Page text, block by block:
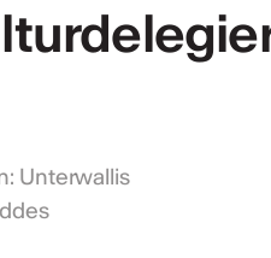
: Unterwallis